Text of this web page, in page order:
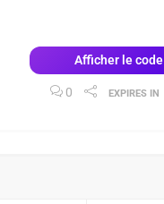
Afficher le code
0 EXPIRES IN